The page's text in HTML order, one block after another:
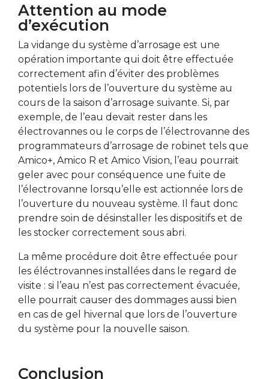
Attention au mode
d’exécution
La vidange du système d’arrosage est une
opération importante qui doit être effectuée
correctement afin d’éviter des problèmes
potentiels lors de l’ouverture du système au
cours de la saison d’arrosage suivante. Si, par
exemple, de l’eau devait rester dans les
électrovannes ou le corps de l’électrovanne des
programmateurs d’arrosage de robinet tels que
Amico+, Amico R et Amico Vision, l’eau pourrait
geler avec pour conséquence une fuite de
l’électrovanne lorsqu’elle est actionnée lors de
l’ouverture du nouveau système. Il faut donc
prendre soin de désinstaller les dispositifs et de
les stocker correctement sous abri.
La même procédure doit être effectuée pour
les éléctrovannes installées dans le regard de
visite : si l’eau n’est pas correctement évacuée,
elle pourrait causer des dommages aussi bien
en cas de gel hivernal que lors de l’ouverture
du système pour la nouvelle saison.
Conclusion